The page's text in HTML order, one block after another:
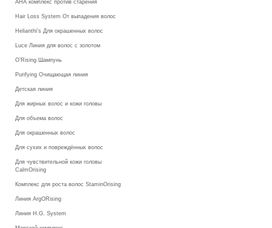
AHA комплекс против старения
Hair Loss System От выпадения волос
Helianthi's Для окрашенных волос
Luce Линия для волос с золотом
O’Rising Шампунь
Purifying Очищающая линия
Детская линия
Для жирных волос и кожи головы
Для объема волос
Для окрашенных волос
Для сухих и повреждённых волос
Для чувствительной кожи головы
CalmOrising
Комплекс для роста волос StaminOrising
Линия ArgORising
Линия H.G. System